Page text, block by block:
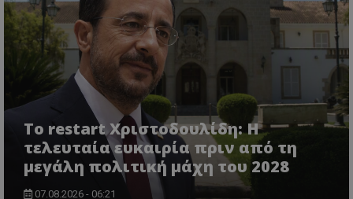
Το restart Χριστοδουλίδη: Η
τελευταία ευκαιρία πριν από τη
μεγάλη πολιτική μάχη του 2028
07.08.2026 - 06:21